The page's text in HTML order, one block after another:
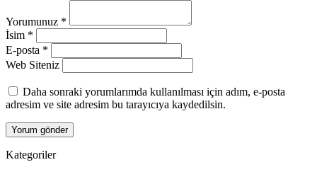
Yorumunuz *
İsim *
E-posta *
Web Siteniz
Daha sonraki yorumlarımda kullanılması için adım, e-posta
adresim ve site adresim bu tarayıcıya kaydedilsin.
Kategoriler